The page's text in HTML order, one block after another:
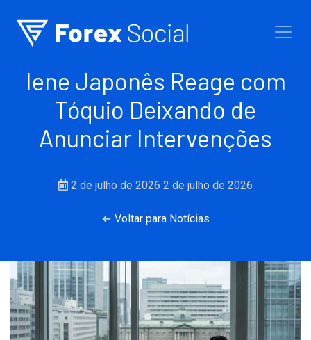
Iene Japonês Reage com
Tóquio Deixando de
Anunciar Intervenções
2 de julho de 2026 2 de julho de 2026
← Voltar para Notícias